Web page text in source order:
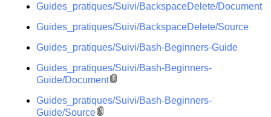
Guides_pratiques/Suivi/BackspaceDelete/Document
Guides_pratiques/Suivi/BackspaceDelete/Source
Guides_pratiques/Suivi/Bash-Beginners-Guide
Guides_pratiques/Suivi/Bash-Beginners-
Guide/Document
Guides_pratiques/Suivi/Bash-Beginners-
Guide/Source